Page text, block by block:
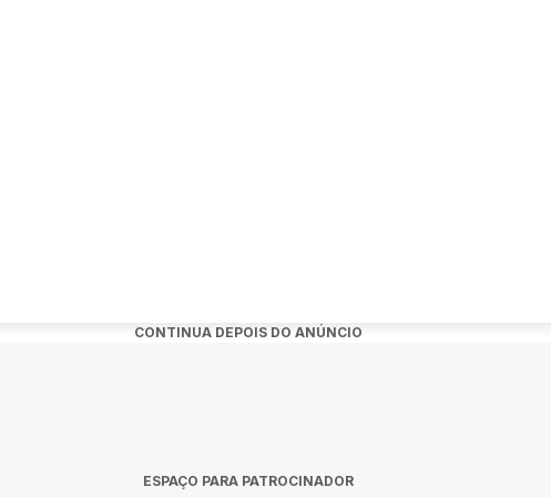
CONTINUA DEPOIS DO ANÚNCIO
ESPAÇO PARA PATROCINADOR